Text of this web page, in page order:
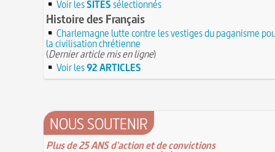
Voir lesSITESsélectionnés
Histoire des Français
Charlemagne lutte contre les vestiges du paganisme
la civilisation chrétienne
(Dernier article mis en ligne)
Voir les92 ARTICLES
NOUS SOUTENIR
Plus de 25 ANS d'action et de convictions